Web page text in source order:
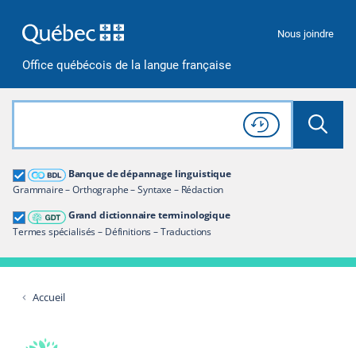
Office québécois de la langue française
Nous joindre
Rechercher dans tout le site
Lancer
Consulter l'
Historique
de recherche
Banque de dépannage linguistique
Grammaire – Orthographe – Syntaxe – Rédaction
Grand dictionnaire terminologique
Termes spécialisés – Définitions – Traductions
Grand dictionnaire terminologique
Restreindre aux termes
Accueil